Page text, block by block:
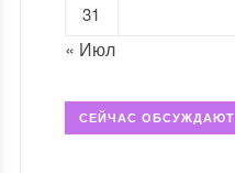
31
« Июл
СЕЙЧАС ОБСУЖДАЮТ